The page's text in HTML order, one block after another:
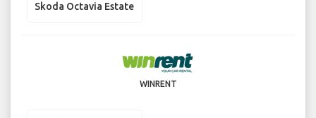
Skoda Octavia Estate
WINRENT